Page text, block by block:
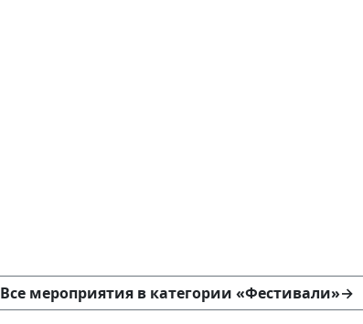
Все мероприятия в категории «Фестивали»→